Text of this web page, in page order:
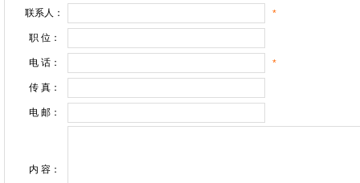
联系人： *
职 位：
电 话： *
传 真：
电 邮：
内 容：